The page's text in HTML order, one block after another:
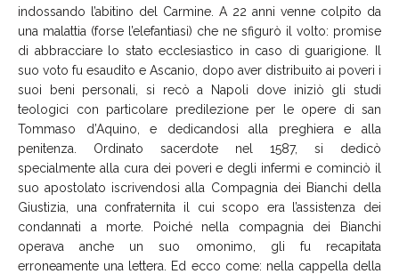
indossando l’abitino del Carmine. A 22 anni venne colpito da
una malattia (forse l’elefantiasi) che ne sfigurò il volto: promise
di abbracciare lo stato ecclesiastico in caso di guarigione. Il
suo voto fu esaudito e Ascanio, dopo aver distribuito ai poveri i
suoi beni personali, si recò a Napoli dove iniziò gli studi
teologici con particolare predilezione per le opere di san
Tommaso d’Aquino, e dedicandosi alla preghiera e alla
penitenza. Ordinato sacerdote nel 1587, si dedicò
specialmente alla cura dei poveri e degli infermi e cominciò il
suo apostolato iscrivendosi alla Compagnia dei Bianchi della
Giustizia, una confraternita il cui scopo era l’assistenza dei
condannati a morte. Poiché nella compagnia dei Bianchi
operava anche un suo omonimo, gli fu recapitata
erroneamente una lettera. Ed ecco come: nella cappella della